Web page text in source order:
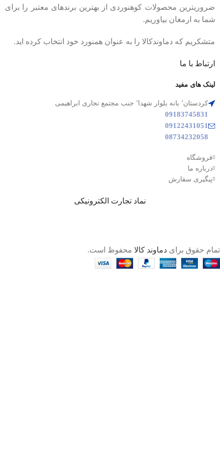
ضروریترین محصولات کوهنوردی از بهترین برندهای معتبر را برای
شما به ارمغان بیاوریم.
متشکریم که دماوندکالا را به عنوان همنورد خود انتخاب کرده اید.
ارتباط با ما
لینک های مفید
کردستان٬ بانه بلوار شهدا٬ جنب مجتمع تجاری ابراهیمی
09183745831
09122431051
08734232058
فروشگاه
درباره ما
پیگیری سفارش
نماد تجارت الکترونیکی
تمام حقوق برای دماوند کالا محفوظ است.